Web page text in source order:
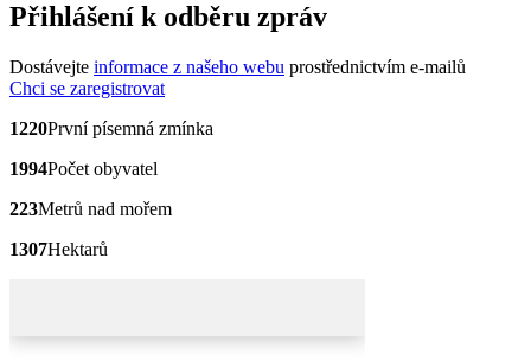
Přihlášení k odběru zpráv
Dostávejte informace z našeho webu prostřednictvím e-mailů
Chci se zaregistrovat
1220První písemná zmínka
1994Počet obyvatel
223Metrů nad mořem
1307Hektarů